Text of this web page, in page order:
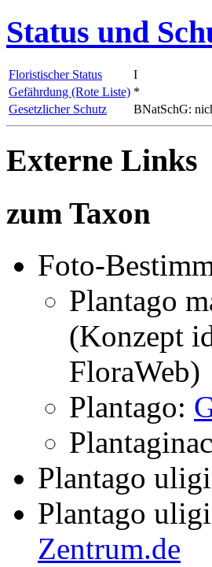
Status und
Floristischer Status I
Gefährdung (Rote Liste) *
Gesetzlicher Schutz
BNatSchG:
Externe Links
zum Taxon
Foto-
Plantago
(Konzept
FloraWeb)
Plantago:
Plantago
Plantago
Zentrum.de